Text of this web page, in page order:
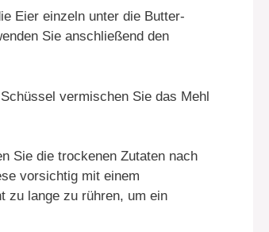
Eier einzeln unter die Butter-
Sie anschließend den
vermischen Sie das Mehl
Sie die trockenen Zutaten nach
vorsichtig mit einem
zu lange zu rühren, um ein